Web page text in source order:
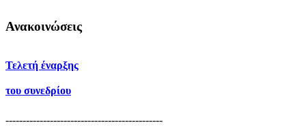
Ανακοινώσεις
Τελετή έναρξης
του συνεδρίου
----------------------------------------------